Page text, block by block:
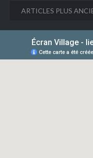
Navigation
articles
ARTICLES PLUS